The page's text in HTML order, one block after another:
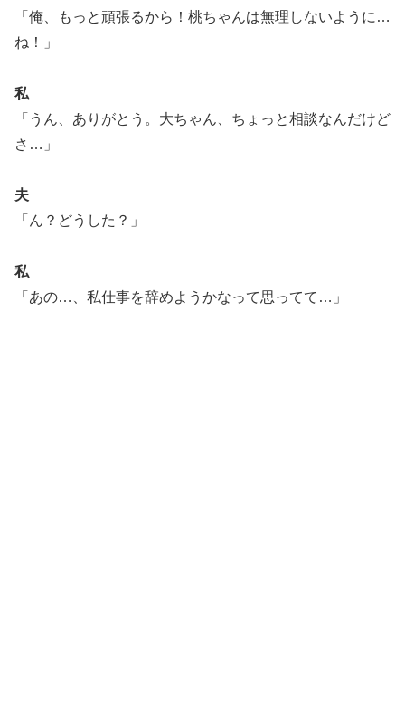
「俺、もっと頑張るから！桃ちゃんは無理しないように…
ね！」
私
「うん、ありがとう。大ちゃん、ちょっと相談なんだけど
さ…」
夫
「ん？どうした？」
私
「あの…、私仕事を辞めようかなって思ってて…」